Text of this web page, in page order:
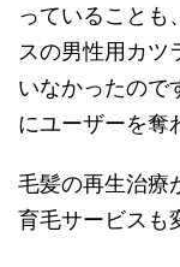
っていることも
スの男性用カツ
いなかったので
にユーザーを奪
毛髪の再生治療
育毛サービスも